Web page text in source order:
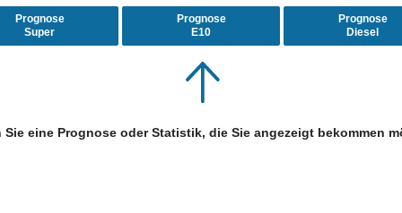
Prognose
Super
Prognose
E10
Prognose
Diesel
Sie eine Prognose oder Statistik, die Sie angezeigt bekommen